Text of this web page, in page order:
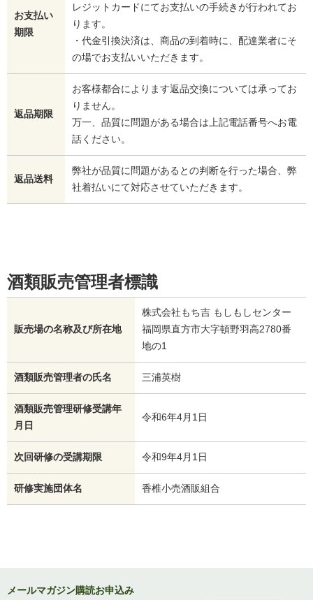
お支払い
期限
レジットカードにてお支払いの手続きが行われてお
ります。
・代金引換決済は、商品の到着時に、配達業者にそ
の場でお支払いいただきます。
返品期限
お客様都合によります返品交換については承ってお
りません。
万一、品質に問題がある場合は上記電話番号へお電
話ください。
返品送料
弊社が品質に問題があるとの判断を行った場合、弊
社着払いにて対応させていただきます。
酒類販売管理者標識
販売場の名称及び所在地
株式会社もち吉 もしもしセンター
福岡県直方市大字頓野羽高2780番
地の1
酒類販売管理者の氏名 三浦英樹
酒類販売管理研修受講年
月日
令和6年4月1日
次回研修の受講期限 令和9年4月1日
研修実施団体名 香椎小売酒販組合
メールマガジン購読お申込み